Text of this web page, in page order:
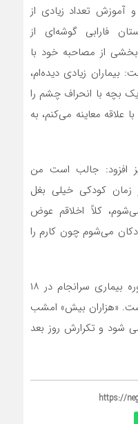
آموزش تعداد زیادی از
فارابی گوشه‌ای از
بخشی از مصاحبه خود با
بیماران زیادی دیده‌ام،
بچه با انحراف چشم را
علاقه معاینه می‌کنم، به
افزود: جالب است من
زمان کودکی خیلی بغل
کلاً اخلاقم عوض
می‌شوم چون کارم را
دکتر یزدیان پس از تحمل یک دوره بیماری سرانجام در ۱۸
سالگی درگذشت. «هزاران بیش» امشب
می ‌شود و تکرارش روز بعد
https://